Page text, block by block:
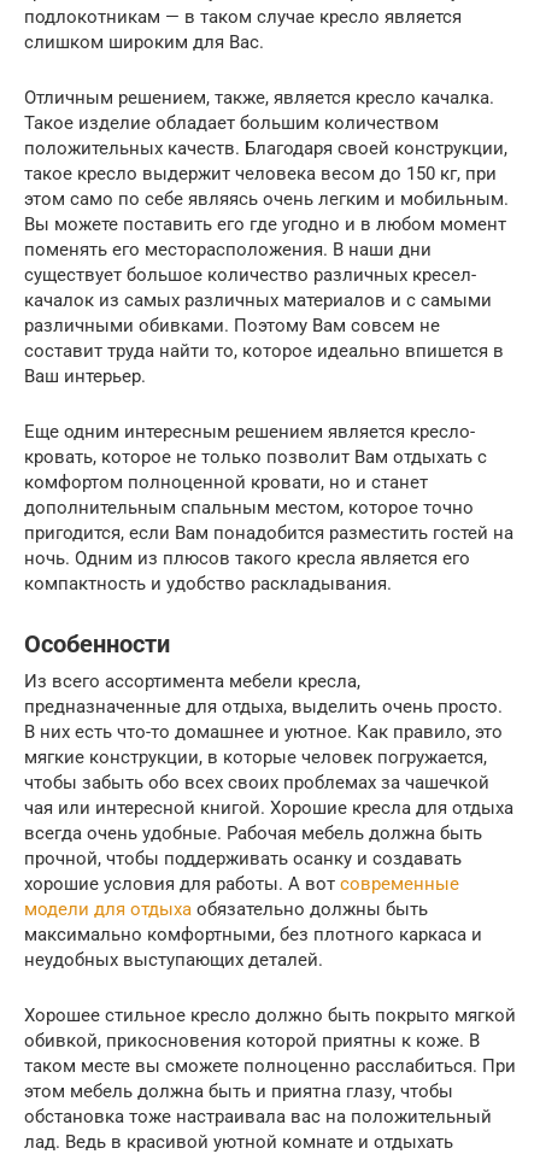
подлокотникам — в таком случае кресло является
слишком широким для Вас.
Отличным решением, также, является кресло качалка.
Такое изделие обладает большим количеством
положительных качеств. Благодаря своей конструкции,
такое кресло выдержит человека весом до 150 кг, при
этом само по себе являясь очень легким и мобильным.
Вы можете поставить его где угодно и в любом момент
поменять его месторасположения. В наши дни
существует большое количество различных кресел-
качалок из самых различных материалов и с самыми
различными обивками. Поэтому Вам совсем не
составит труда найти то, которое идеально впишется в
Ваш интерьер.
Еще одним интересным решением является кресло-
кровать, которое не только позволит Вам отдыхать с
комфортом полноценной кровати, но и станет
дополнительным спальным местом, которое точно
пригодится, если Вам понадобится разместить гостей на
ночь. Одним из плюсов такого кресла является его
компактность и удобство раскладывания.
Особенности
Из всего ассортимента мебели кресла,
предназначенные для отдыха, выделить очень просто.
В них есть что-то домашнее и уютное. Как правило, это
мягкие конструкции, в которые человек погружается,
чтобы забыть обо всех своих проблемах за чашечкой
чая или интересной книгой. Хорошие кресла для отдыха
всегда очень удобные. Рабочая мебель должна быть
прочной, чтобы поддерживать осанку и создавать
хорошие условия для работы. А вот современные
модели для отдыха обязательно должны быть
максимально комфортными, без плотного каркаса и
неудобных выступающих деталей.
Хорошее стильное кресло должно быть покрыто мягкой
обивкой, прикосновения которой приятны к коже. В
таком месте вы сможете полноценно расслабиться. При
этом мебель должна быть и приятна глазу, чтобы
обстановка тоже настраивала вас на положительный
лад. Ведь в красивой уютной комнате и отдыхать